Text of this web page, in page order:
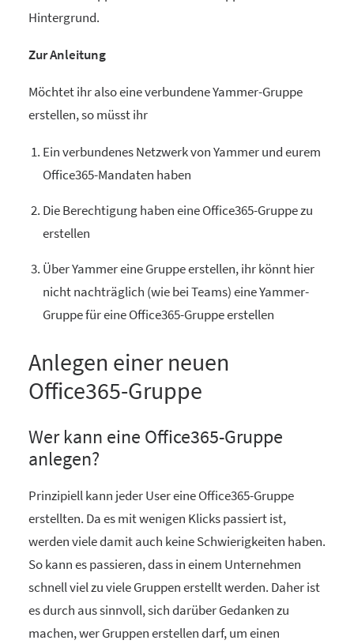
Hintergrund.
Zur Anleitung
Möchtet ihr also eine verbundene Yammer-Gruppe
erstellen, so müsst ihr
Ein verbundenes Netzwerk von Yammer und eurem
Office365-Mandaten haben
Die Berechtigung haben eine Office365-Gruppe zu
erstellen
Über Yammer eine Gruppe erstellen, ihr könnt hier
nicht nachträglich (wie bei Teams) eine Yammer-
Gruppe für eine Office365-Gruppe erstellen
Anlegen einer neuen
Office365-Gruppe
Wer kann eine Office365-Gruppe
anlegen?
Prinzipiell kann jeder User eine Office365-Gruppe
erstellten. Da es mit wenigen Klicks passiert ist,
werden viele damit auch keine Schwierigkeiten haben.
So kann es passieren, dass in einem Unternehmen
schnell viel zu viele Gruppen erstellt werden. Daher ist
es durch aus sinnvoll, sich darüber Gedanken zu
machen, wer Gruppen erstellen darf, um einen